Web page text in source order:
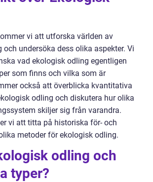
vi att utforska världen av
undersöka dess olika aspekter. Vi
vad ekologisk odling egentligen
som finns och vilka som är
också att överblicka kvantitativa
odling och diskutera hur olika
skiljer sig från varandra.
vi att titta på historiska för- och
metoder för ekologisk odling.
odling och
typer?